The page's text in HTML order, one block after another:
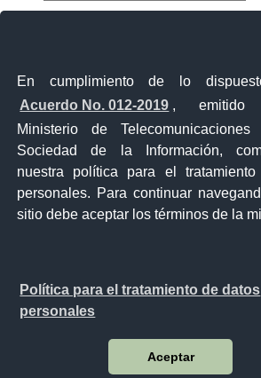
En cumplimiento de lo
Acuerdo No. 012-2019 ,
Ministerio de
Sociedad de la Información,
nuestra política para el
personales. Para continuar
sitio debe aceptar los términos de la
Política para el tratamiento de datos
personales
Aceptar
Guarda mi nombre, correo
Ventanilla Única
Ventanilla Única de
Gobierno Abierto
Malecón y Aguirre
Guayaquil - Ecuador